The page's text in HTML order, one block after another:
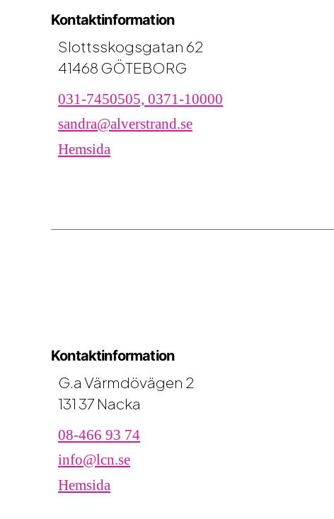
Kontaktinformation
Slottsskogsgatan 62
41468 GÖTEBORG
031-7450505, 0371-10000
sandra@alverstrand.se
Hemsida
Kontaktinformation
G.a Värmdövägen 2
131 37 Nacka
08-466 93 74
info@lcn.se
Hemsida